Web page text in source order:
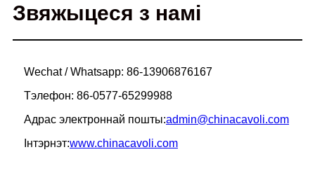
Звяжыцеся з намі
Wechat / Whatsapp: 86-13906876167
Тэлефон: 86-0577-65299988
Адрас электроннай пошты:admin@chinacavoli.com
Інтэрнэт:www.chinacavoli.com